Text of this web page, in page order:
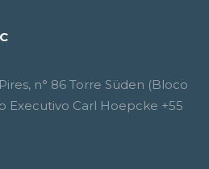
n° 86 Torre Süden (Bloco
Executivo Carl Hoepcke +55